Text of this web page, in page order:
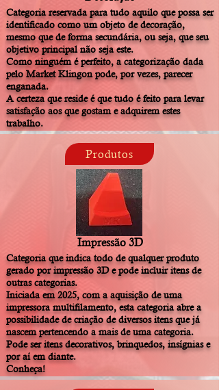
Categoria reservada para tudo aquilo que possa ser
identificado como um objeto de decoração,
mesmo que de forma secundária, ou seja, que seu
objetivo principal não seja este.
Como ninguém é perfeito, a categorização dada
pelo Market Klingon pode, por vezes, parecer
enganada.
A certeza que reside é que tudo é feito para levar
satisfação aos que gostam e adquirem estes
trabalho.
Produtos
Impressão 3D
Categoria que indica todo de qualquer produto
gerado por impressão 3D e pode incluir itens de
outras categorias.
Iniciada em 2025, com a aquisição de uma
impressora multifilamento, esta categoria abre a
possibilidade de criação de diversos itens que já
nascem pertencendo a mais de uma categoria.
Pode ser itens decorativos, brinquedos, insígnias e
por aí em diante.
Conheça!